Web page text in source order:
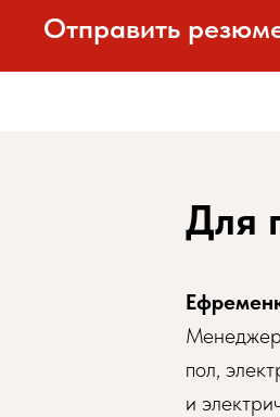
Отправить
Для
Менеджер
пол,
и